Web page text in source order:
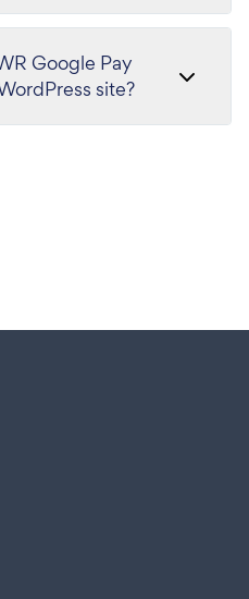
Google Pay
site?